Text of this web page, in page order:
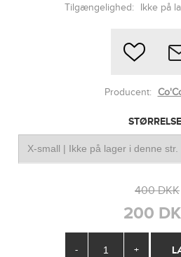
Tilgængelighed: Ikke på
Producent:
STØRRELSE
400 DKK
200
- +